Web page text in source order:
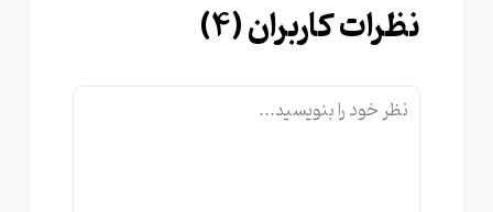
نظرات کاربران (4
)